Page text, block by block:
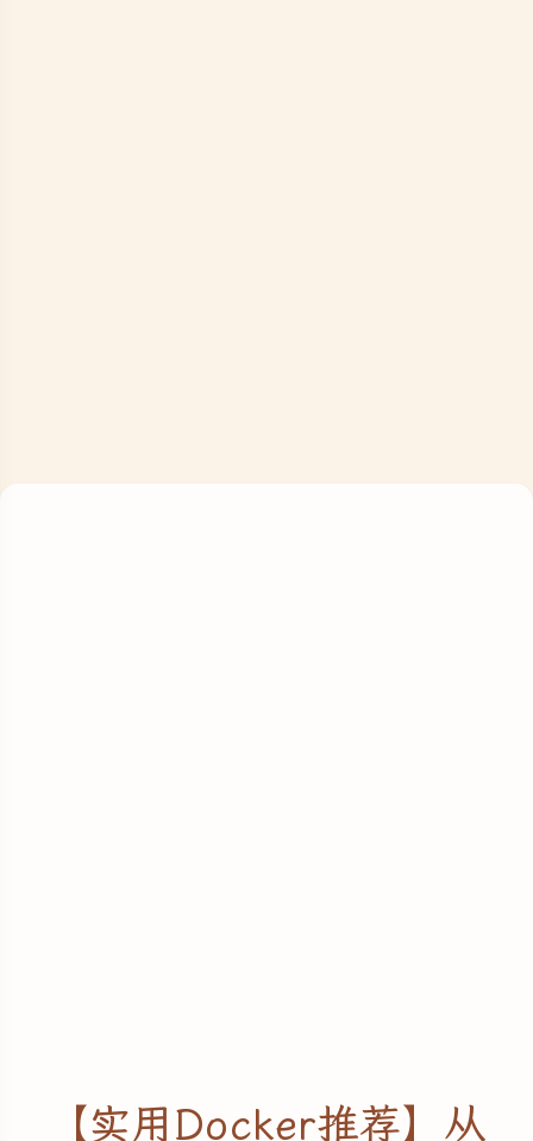
【实用Docker推荐】从